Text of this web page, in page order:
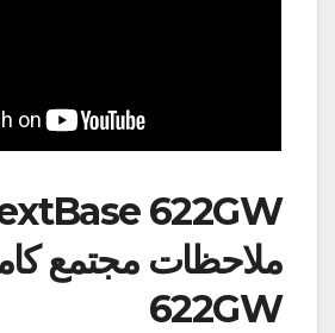
622GW
ملاحظات مجتمع
622GW